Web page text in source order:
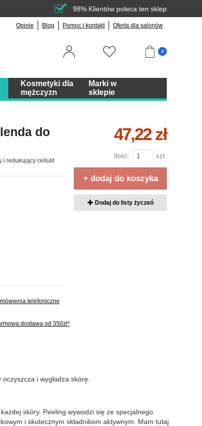
98% Klientów poleca ten sklep
Opinie Blog Pomoc i kontakt Oferta dla salonów
0
Kosmetyki dla
mężczyzn
Marki w
sklepie
do
i redukujący cellulit
telefoniczne
dostawa od 350zł*
47,22 zł
Ilość: szt.
+ dodaj do koszyka
Dodaj do listy życzeń
oczyszcza i wygładza skórę.
skóry. Peeling wywodzi się ze specjalnego
i skutecznym składnikom aktywnym. Mam tutaj